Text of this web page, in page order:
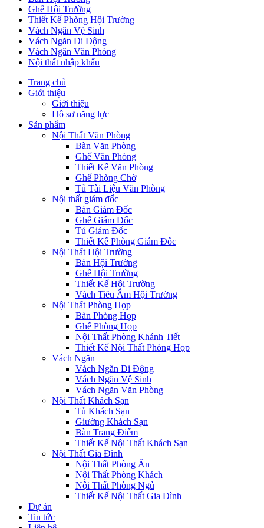
Ghế Hội Trường
Thiết Kế Phòng Hội Trường
Vách Ngăn Vệ Sinh
Vách Ngăn Di Động
Vách Ngăn Văn Phòng
Nội thất nhập khẩu
Trang chủ
Giới thiệu
Giới thiệu
Hồ sơ năng lực
Sản phẩm
Nội Thất Văn Phòng
Bàn Văn Phòng
Ghế Văn Phòng
Thiết Kế Văn Phòng
Ghế Phòng Chờ
Tủ Tài Liệu Văn Phòng
Nội thất giám đốc
Bàn Giám Đốc
Ghế Giám Đốc
Tủ Giám Đốc
Thiết Kế Phòng Giám Đốc
Nội Thất Hội Trường
Bàn Hội Trường
Ghế Hội Trường
Thiết Kế Hội Trường
Vách Tiêu Âm Hội Trường
Nội Thất Phòng Họp
Bàn Phòng Họp
Ghế Phòng Họp
Nội Thất Phòng Khánh Tiết
Thiết Kế Nội Thất Phòng Họp
Vách Ngăn
Vách Ngăn Di Động
Vách Ngăn Vệ Sinh
Vách Ngăn Văn Phòng
Nội Thất Khách Sạn
Tủ Khách Sạn
Giường Khách Sạn
Bàn Trang Điểm
Thiết Kế Nội Thất Khách Sạn
Nội Thất Gia Đình
Nội Thất Phòng Ăn
Nội Thất Phòng Khách
Nội Thất Phòng Ngủ
Thiết Kế Nội Thất Gia Đình
Dự án
Tin tức